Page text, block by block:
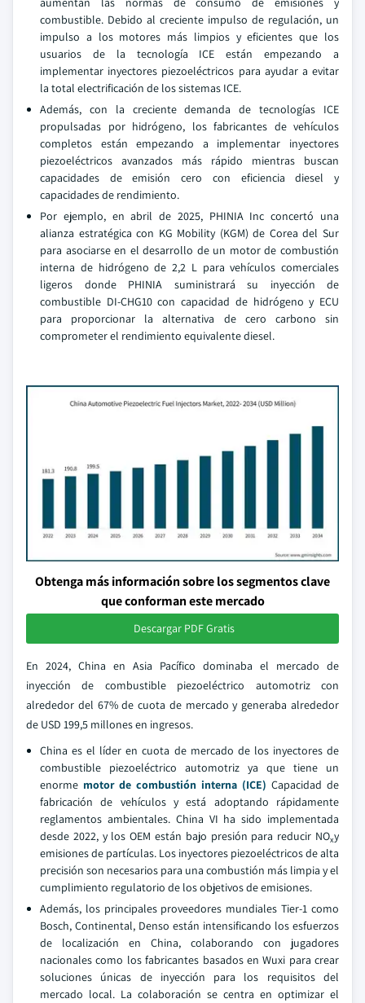
combustible. Debido al creciente impulso de regulación, un
impulso a los motores más limpios y eficientes que los
usuarios de la tecnología ICE están empezando a
implementar inyectores piezoeléctricos para ayudar a evitar
la total electrificación de los sistemas ICE.
Además, con la creciente demanda de tecnologías ICE
propulsadas por hidrógeno, los fabricantes de vehículos
completos están empezando a implementar inyectores
piezoeléctricos avanzados más rápido mientras buscan
capacidades de emisión cero con eficiencia diesel y
capacidades de rendimiento.
Por ejemplo, en abril de 2025, PHINIA Inc concertó una
alianza estratégica con KG Mobility (KGM) de Corea del Sur
para asociarse en el desarrollo de un motor de combustión
interna de hidrógeno de 2,2 L para vehículos comerciales
ligeros donde PHINIA suministrará su inyección de
combustible DI-CHG10 con capacidad de hidrógeno y ECU
para proporcionar la alternativa de cero carbono sin
comprometer el rendimiento equivalente diesel.
Obtenga más información sobre los segmentos clave
que conforman este mercado
Descargar PDF Gratis
En 2024, China en Asia Pacífico dominaba el mercado de
inyección de combustible piezoeléctrico automotriz con
alrededor del 67% de cuota de mercado y generaba alrededor
de USD 199,5 millones en ingresos.
China es el líder en cuota de mercado de los inyectores de
combustible piezoeléctrico automotriz ya que tiene un
enorme motor de combustión interna (ICE) Capacidad de
fabricación de vehículos y está adoptando rápidamente
reglamentos ambientales. China VI ha sido implementada
desde 2022, y los OEM están bajo presión para reducir NOxy
emisiones de partículas. Los inyectores piezoeléctricos de alta
precisión son necesarios para una combustión más limpia y el
cumplimiento regulatorio de los objetivos de emisiones.
Además, los principales proveedores mundiales Tier-1 como
Bosch, Continental, Denso están intensificando los esfuerzos
de localización en China, colaborando con jugadores
nacionales como los fabricantes basados en Wuxi para crear
soluciones únicas de inyección para los requisitos del
mercado local. La colaboración se centra en optimizar el